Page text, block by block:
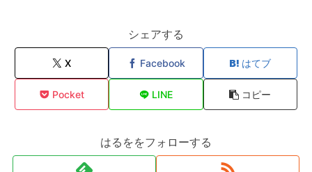
シェアする
X Facebook はてブ
Pocket LINE コピー
はるををフォローする